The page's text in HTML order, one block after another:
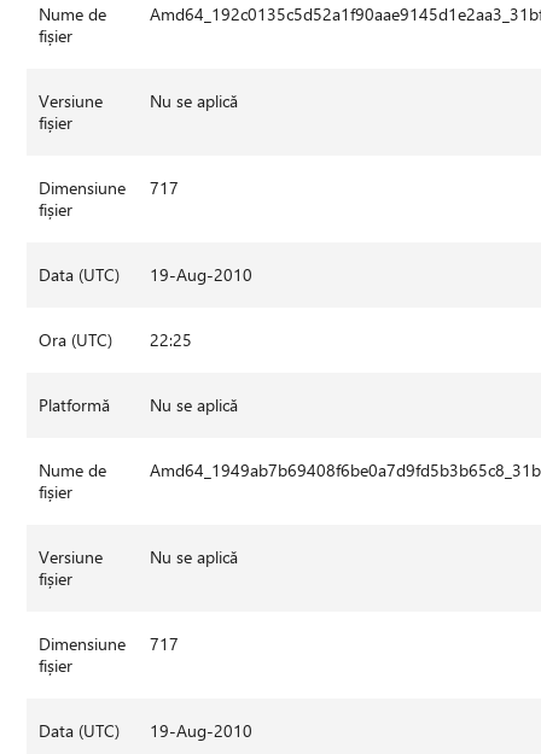
Nume de
fișier
Versiune
fișier
Nu se aplică
Dimensiune
fișier
717
Data (UTC) 19-Aug-2010
Ora (UTC) 22:25
Platformă Nu se aplică
Nume de
fișier
Versiune
fișier
Nu se aplică
Dimensiune
fișier
717
Data (UTC) 19-Aug-2010